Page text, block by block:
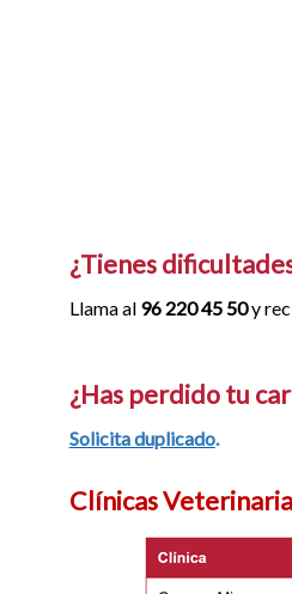
¿Tienes
Llama al 96 220 45 50y
¿Has perdido tu
Solicita duplicado.
Clínicas